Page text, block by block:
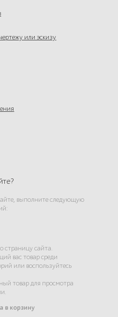
или эскизу
выполните следующую
страницу сайта.
вас товар среди
или воспользуйтесь
товар для просмотра
в корзину